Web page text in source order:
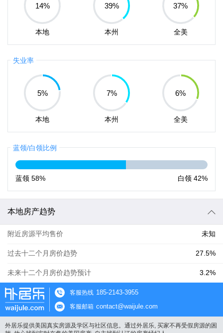
14%
本地
39%
本州
37%
全美
失业率
5%
本地
7%
本州
6%
全美
蓝领/白领比例
蓝领 58% 白领 42%
本地房产趋势
附近房源平均售价 未知
过去十二个月房价趋势 27.5%
未来十二个月房价趋势预计 3.2%
客服热线 185-2143-3955
客服邮箱 contact@waijule.com
外居乐提供美国真实房源及学区与社区信息。通过外居乐, 买家不再受假房源的困